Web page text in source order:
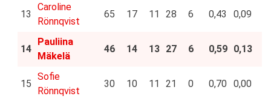
13
Caroline
Rönnqvist
65 17 11 28 6 0,43 0,09
14
Pauliina
Mäkelä
46 14 13 27 6 0,59 0,13
15
Sofie
Rönnqvist
30 10 11 21 0 0,70 0,00